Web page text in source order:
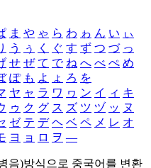
ま や ゃ ら わ ゎ ん い ぃ
う ぅ く ぐ す ず つ づ っ
せ ぜ て で ね へ べ ぺ め
ぽ も よ ょ ろ を
ヤ ャ ラ ワ ヮ ン イ ィ キ
ゥ ク グ ス ズ ツ ヅ ッ ヌ
ゼ テ デ ヘ ベ ペ メ レ オ
ヨ ョ ロ ヲ ―
음)방식으로 중국어를 변환